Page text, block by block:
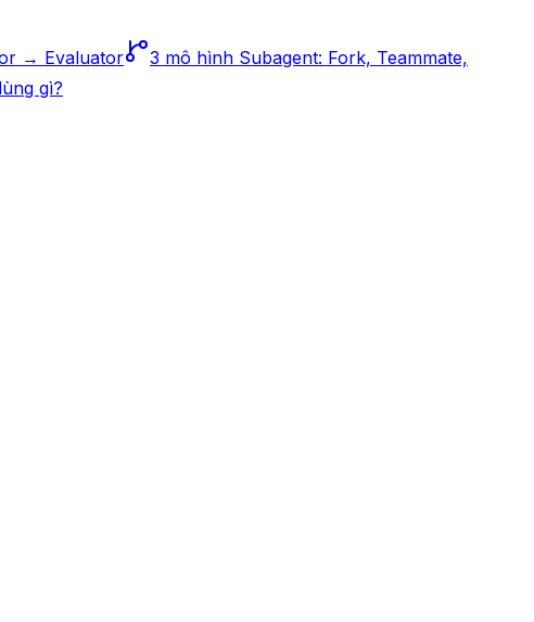
→ Evaluator
3 mô hình Subagent: Fork, Teammate,
gì?